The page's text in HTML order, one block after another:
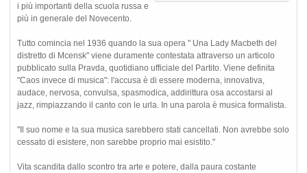
i più importanti della scuola russa e
più in generale del Novecento.
Tutto comincia nel 1936 quando la sua opera " Una Lady Macbeth del
distretto di Mcensk" viene duramente contestata attraverso un articolo
pubblicato sulla Pravda, quotidiano ufficiale del Partito. Viene definita
"Caos invece di musica": l'accusa è di essere moderna, innovativa,
audace, nervosa, convulsa, spasmodica, addirittura osa accostarsi al
jazz, rimpiazzando il canto con le urla. In una parola è musica formalista.
"Il suo nome e la sua musica sarebbero stati cancellati. Non avrebbe solo
cessato di esistere, non sarebbe proprio mai esistito."
Vita scandita dallo scontro tra arte e potere, dalla paura costante